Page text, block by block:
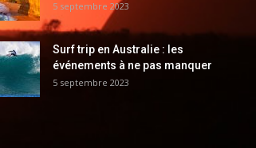
5 septembre 2023
Surf trip en Australie : les
événements à ne pas manquer
5 septembre 2023